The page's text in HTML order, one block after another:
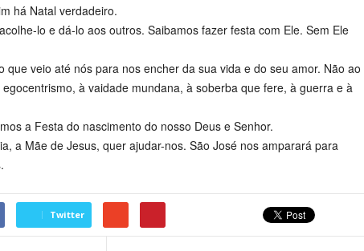
há Natal verdadeiro.
lo e dá-lo aos outros. Saibamos fazer festa com Ele. Sem Ele
que veio até nós para nos encher da sua vida e do seu amor. Não ao
à vaidade mundana, à soberba que fere, à guerra e à
a Festa do nascimento do nosso Deus e Senhor.
a Mãe de Jesus, quer ajudar-nos. São José nos amparará para
Twitter